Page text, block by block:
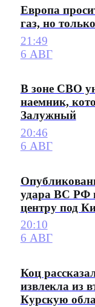
Европа
газ, но
21:49
6 АВГ
В зоне СВО
наемник,
Залужный
20:46
6 АВГ
удара ВС РФ
центру под
20:10
6 АВГ
Коц
извлекла из
Курскую